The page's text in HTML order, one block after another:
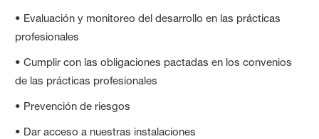
• Evaluación y monitoreo del desarrollo en las prácticas
profesionales
• Cumplir con las obligaciones pactadas en los convenios
de las prácticas profesionales
• Prevención de riesgos
• Dar acceso a nuestras instalaciones